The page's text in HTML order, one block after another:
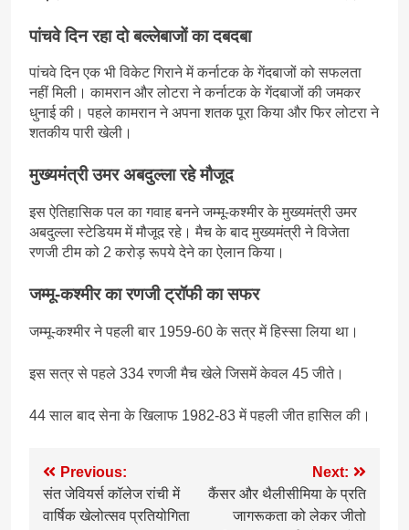
पांचवे दिन रहा दो बल्लेबाजों का दबदबा
पांचवे दिन एक भी विकेट गिराने में कर्नाटक के गेंदबाजों को सफलता
नहीं मिली। कामरान और लोटरा ने कर्नाटक के गेंदबाजों की जमकर
धुनाई की। पहले कामरान ने अपना शतक पूरा किया और फिर लोटरा ने
शतकीय पारी खेली।
मुख्यमंत्री उमर अबदुल्ला रहे मौजूद
इस ऐतिहासिक पल का गवाह बनने जम्मू-कश्मीर के मुख्यमंत्री उमर
अबदुल्ला स्टेडियम में मौजूद रहे। मैच के बाद मुख्यमंत्री ने विजेता
रणजी टीम को 2 करोड़ रूपये देने का ऐलान किया।
जम्मू-कश्मीर का रणजी ट्रॉफी का सफर
जम्मू-कश्मीर ने पहली बार 1959-60 के सत्र में हिस्सा लिया था।
इस सत्र से पहले 334 रणजी मैच खेले जिसमें केवल 45 जीते।
44 साल बाद सेना के खिलाफ 1982-83 में पहली जीत हासिल की।
Post
navigation
Previous:
संत जेवियर्स कॉलेज रांची में
वार्षिक खेलोत्सव प्रतियोगिता
Next:
कैंसर और थैलीसीमिया के प्रति
जागरूकता को लेकर जीतो